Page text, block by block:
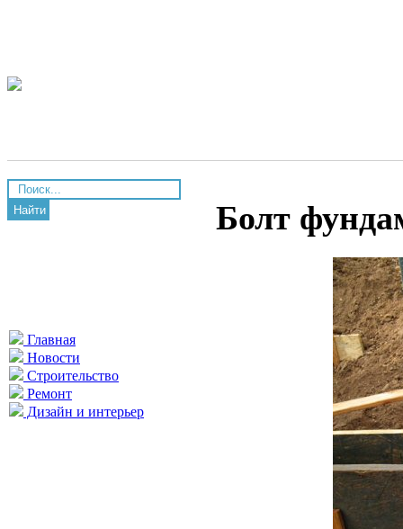
Найти
Главная
Новости
Строительство
Ремонт
Дизайн и интерьер
Болт